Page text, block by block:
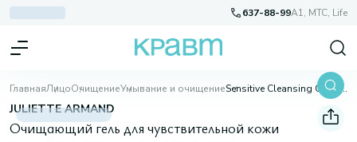
637-88-99A1, МТС, Life
ГлавнаяЛицоОчищениеУмывание и очищение Sensitive Cleansing Gel, 210 мл
JULIETTE ARMAND
Очищающий гель для чувствительной кожи